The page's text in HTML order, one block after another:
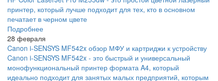
принтер, который лучше подходит для тех, кто в основном
печатает в черном цвете
Подробнее
28 февраля
Canon i-SENSYS MF542x обзор МФУ и картриджи к устройству
Canon i-SENSYS MF542x - это быстрый и универсальный
монофункциональный принтер формата A4, который
идеально подходит для занятых малых предприятий, которым